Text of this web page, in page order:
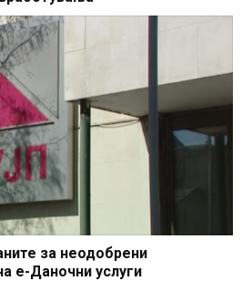
за неодобрени
е-Даночни услуги